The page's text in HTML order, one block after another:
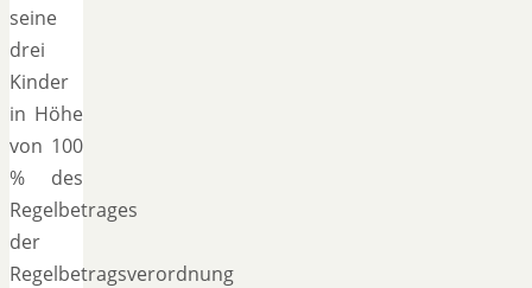
seine
drei
Kinder
in Höhe
von 100
% des
Regelbetrages
der
Regelbetragsverordnung